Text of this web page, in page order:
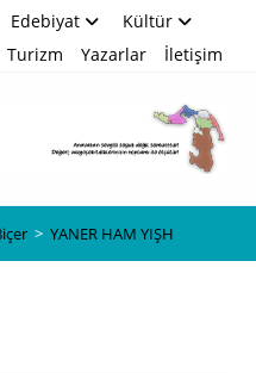
Edebiyat
Kültür
Turizm Yazarlar İletişim
> YANER HAM YIŞH